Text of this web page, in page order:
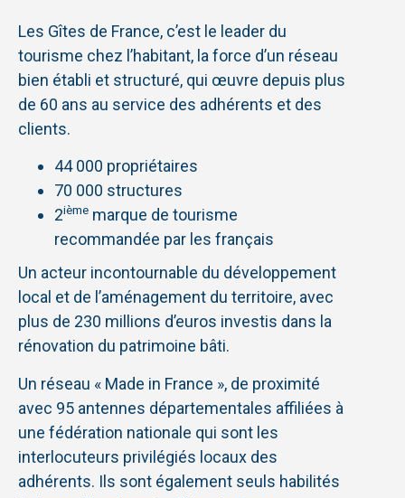
Les Gîtes de France, c’est le leader du
tourisme chez l’habitant, la force d’un réseau
bien établi et structuré, qui œuvre depuis plus
de 60 ans au service des adhérents et des
clients.
44 000 propriétaires
70 000 structures
2ième marque de tourisme
recommandée par les français
Un acteur incontournable du développement
local et de l’aménagement du territoire, avec
plus de 230 millions d’euros investis dans la
rénovation du patrimoine bâti.
Un réseau « Made in France », de proximité
avec 95 antennes départementales affiliées à
une fédération nationale qui sont les
interlocuteurs privilégiés locaux des
adhérents. Ils sont également seuls habilités